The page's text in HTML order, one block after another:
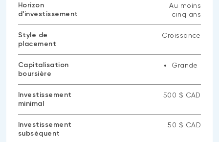
Horizon
d'investissement
Au moins
cinq ans
Style de
placement
Croissance
Capitalisation
boursière
Grande
Investissement
minimal
500 $ CAD
Investissement
subséquent
50 $ CAD